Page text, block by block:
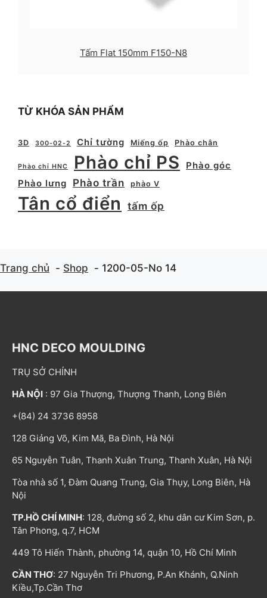
Tấm Flat 150mm F150-N8
TỪ KHÓA SẢN PHẨM
3D 300-02-2 Chỉ tường Miếng ốp Phào chân
Phào chỉ HNC Phào chỉ PS
Phào góc
Phào lưng
Phào trần phào V
Tân cổ điển tấm ốp
Trang chủ Shop 1200-05-No 14
HNC DECO MOULDING
TRỤ SỞ CHÍNH
HÀ NỘI : 97 Gia Thượng, Thượng Thanh, Long Biên
+(84) 24 3736 8958
128 Giảng Võ, Kim Mã, Ba Đình, Hà Nội
65 Nguyễn Tuân, Thanh Xuân Trung, Thanh Xuân, Hà Nội
Tòa nhà số 1, Đàm Quang Trung, Gia Thụy, Long Biên, Hà
Nội
TP.HỒ CHÍ MINH: 128, đường số 2, khu dân cư Kim Sơn, p.
Tân Phong, q.7, HCM
449 Tô Hiến Thành, phường 14, quận 10, Hồ Chí Minh
CẦN THƠ: 27 Nguyễn Tri Phương, P.An Khánh, Q.Ninh
Kiều,Tp.Cần Thơ